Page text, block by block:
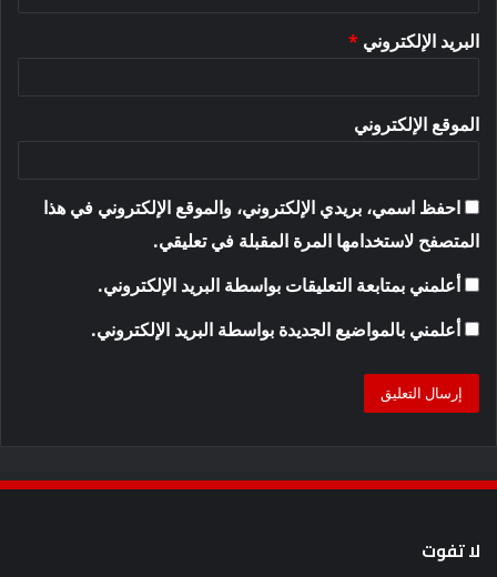
البريد الإلكتروني *
الموقع الإلكتروني
احفظ اسمي، بريدي الإلكتروني، والموقع الإلكتروني في هذا
المتصفح لاستخدامها المرة المقبلة في تعليقي.
أعلمني بمتابعة التعليقات بواسطة البريد الإلكتروني.
أعلمني بالمواضيع الجديدة بواسطة البريد الإلكتروني.
لا تفوت